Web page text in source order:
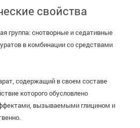
свойства
группа: снотворные и седативные
в комбинации со средствами
содержащий в своем составе
которого обусловлено
вызываемыми глицином и